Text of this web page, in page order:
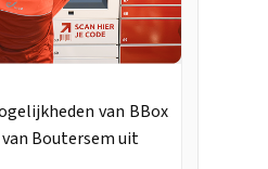
van BBox
Boutersem uit